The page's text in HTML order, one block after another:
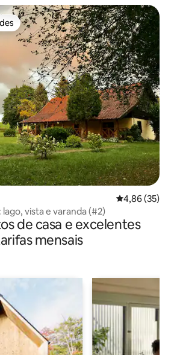
Classificação
4,86 (35)
vista e varanda (#2)
de casa e excelentes
mensais